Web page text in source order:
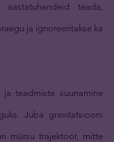
teada,
ja ignoreeritakse ka
teadmiste suunamine
Juba gravitatsiooni
mürsu trajektoor, mitte